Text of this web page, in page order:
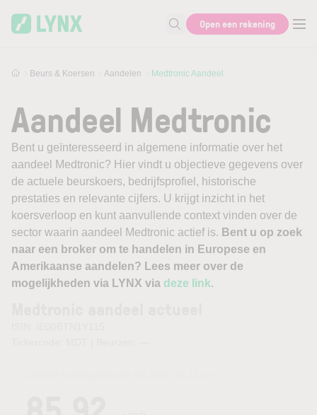
Zoek naar informatie
Open een rekening
Beurs & Koersen Aandelen Medtronic Aandeel
Aandeel Medtronic
Bent u geïnteresseerd in algemene informatie over het
aandeel Medtronic? Hier vindt u objectieve gegevens over
de actuele beurskoers, bedrijfsprofiel, historische
prestaties en relevante cijfers. U krijgt inzicht in het
koersverloop en kunt aanvullende context vinden over de
sector waarin aandeel Medtronic actief is. Bent u op zoek
naar een broker om te handelen in Europese en
Amerikaanse aandelen? Lees meer over de
mogelijkheden via LYNX via deze link.